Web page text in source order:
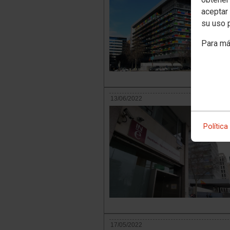
su uso
Para
13/06/2022
17/05/2022